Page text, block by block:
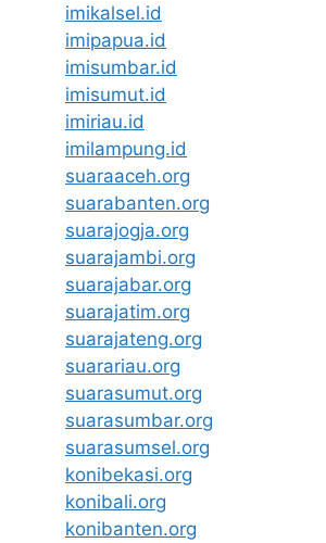
imikalsel.id
imipapua.id
imisumbar.id
imisumut.id
imiriau.id
imilampung.id
suaraaceh.org
suarabanten.org
suarajogja.org
suarajambi.org
suarajabar.org
suarajatim.org
suarajateng.org
suarariau.org
suarasumut.org
suarasumbar.org
suarasumsel.org
konibekasi.org
konibali.org
konibanten.org